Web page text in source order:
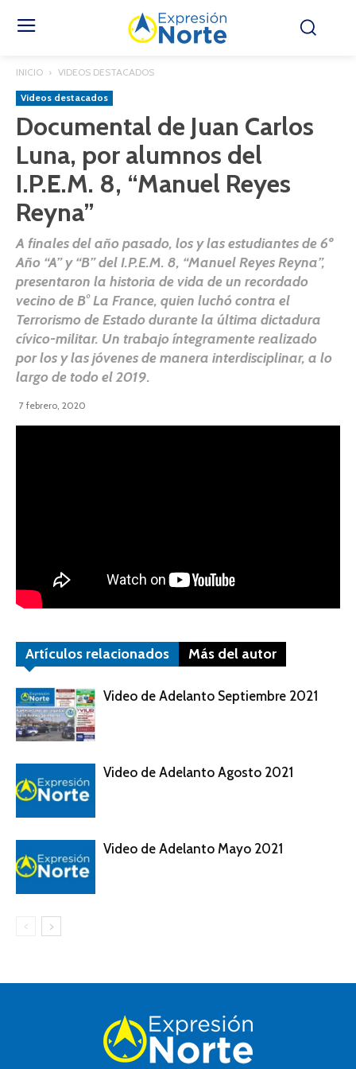
INICIO VIDEOS DESTACADOS
Videos destacados
Documental de Juan Carlos
Luna, por alumnos del
I.P.E.M. 8, “Manuel Reyes
Reyna”
A finales del año pasado, los y las estudiantes de 6º
Año “A” y “B” del I.P.E.M. 8, “Manuel Reyes Reyna”,
presentaron la historia de vida de un recordado
vecino de B° La France, quien luchó contra el
Terrorismo de Estado durante la última dictadura
cívico-militar. Un trabajo íntegramente realizado
por los y las jóvenes de manera interdisciplinar, a lo
largo de todo el 2019.
7 febrero, 2020
Artículos relacionados Más del autor
Video de Adelanto Septiembre 2021
Video de Adelanto Agosto 2021
Video de Adelanto Mayo 2021